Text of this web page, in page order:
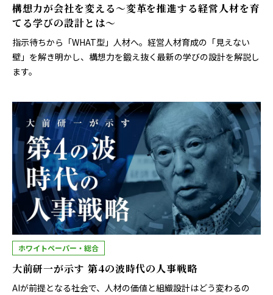
構想力が会社を変える～変革を推進する経営人材を育
てる学びの設計とは～
指示待ちから「WHAT型」人材へ。経営人材育成の「見えない
壁」を解き明かし、構想力を鍛え抜く最新の学びの設計を解説し
ます。
ホワイトペーパー・総合
大前研一が示す 第4の波時代の人事戦略
AIが前提となる社会で、人材の価値と組織設計はどう変わるの